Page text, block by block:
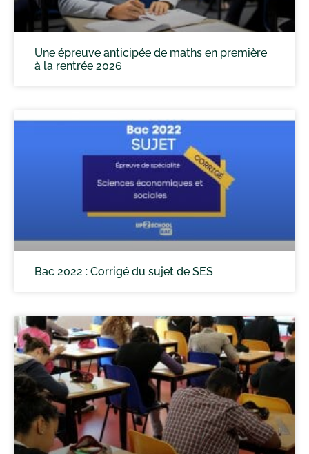
Une épreuve anticipée de maths en première
à la rentrée 2026
Bac 2022 : Corrigé du sujet de SES